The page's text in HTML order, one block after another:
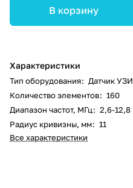
В корзину
Характеристики
Тип оборудования: Датчик УЗИ
Количество элементов: 160
Диапазон частот, МГц: 2,6-12,8
Радиус кривизны, мм: 11
Все характеристики